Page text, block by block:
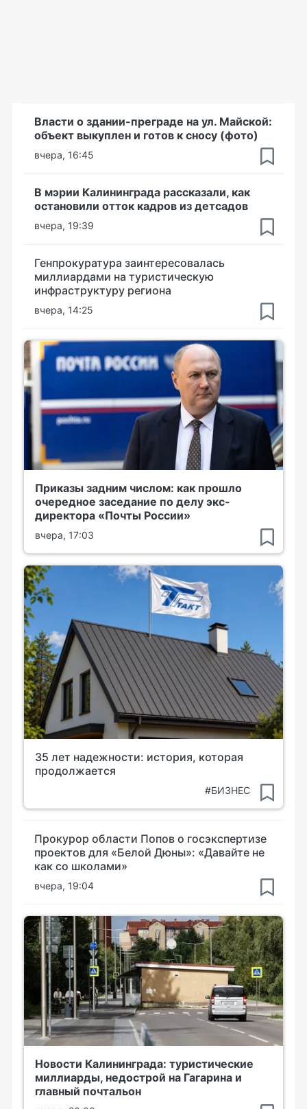
Власти о здании-преграде на ул. Майской:
объект выкуплен и готов к сносу (фото)
вчера, 16:45
В мэрии Калининграда рассказали, как
остановили отток кадров из детсадов
вчера, 19:39
Генпрокуратура заинтересовалась
миллиардами на туристическую
инфраструктуру региона
вчера, 14:25
Приказы задним числом: как прошло
очередное заседание по делу экс-
директора «Почты России»
вчера, 17:03
35 лет надежности: история, которая
продолжается
#БИЗНЕС
Прокурор области Попов о госэкспертизе
проектов для «Белой Дюны»: «Давайте не
как со школами»
вчера, 19:04
Новости Калининграда: туристические
миллиарды, недострой на Гагарина и
главный почтальон